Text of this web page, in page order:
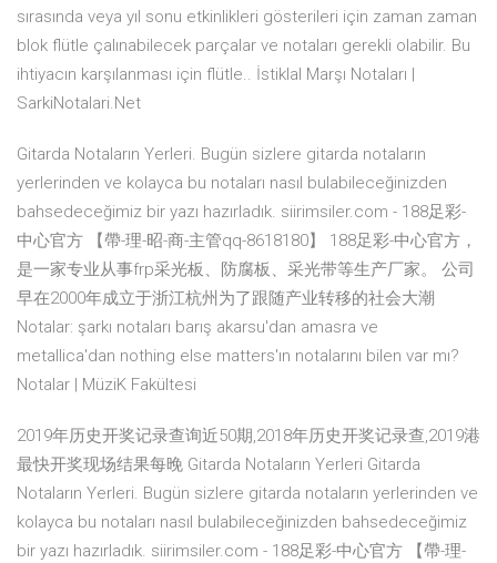
sırasında veya yıl sonu etkinlikleri gösterileri için zaman zaman
blok flütle çalınabilecek parçalar ve notaları gerekli olabilir. Bu
ihtiyacın karşılanması için flütle.. İstiklal Marşı Notaları |
SarkiNotalari.Net
Gitarda Notaların Yerleri. Bugün sizlere gitarda notaların
yerlerinden ve kolayca bu notaları nasıl bulabileceğinizden
bahsedeceğimiz bir yazı hazırladık. siirimsiler.com - 188足彩-
中心官方 【帶-理-昭-商-主管qq-8618180】 188足彩-中心官方，
是一家专业从事frp采光板、防腐板、采光带等生产厂家。 公司
早在2000年成立于浙江杭州为了跟随产业转移的社会大潮
Notalar: şarkı notaları barış akarsu'dan amasra ve
metallica'dan nothing else matters'ın notalarını bilen var mı?
Notalar | MüziK Fakültesi
2019年历史开奖记录查询近50期,2018年历史开奖记录查,2019港
最快开奖现场结果每晚 Gitarda Notaların Yerleri Gitarda
Notaların Yerleri. Bugün sizlere gitarda notaların yerlerinden ve
kolayca bu notaları nasıl bulabileceğinizden bahsedeceğimiz
bir yazı hazırladık. siirimsiler.com - 188足彩-中心官方 【帶-理-